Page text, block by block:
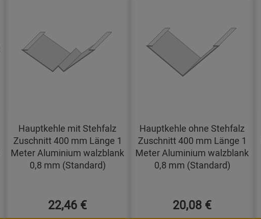
Hauptkehle mit Stehfalz
Zuschnitt 400 mm Länge 1
Meter Aluminium walzblank
0,8 mm (Standard)
22,46 €
Hauptkehle ohne Stehfalz
Zuschnitt 400 mm Länge 1
Meter Aluminium walzblank
0,8 mm (Standard)
20,08 €